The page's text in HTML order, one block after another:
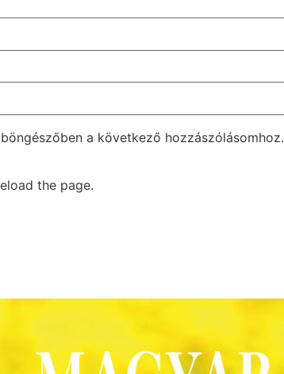
a következő hozzászólásomhoz.
the page.